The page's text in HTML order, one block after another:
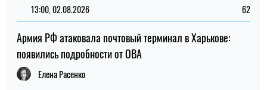
13:00, 02.08.2026 62
Армия РФ атаковала почтовый терминал в Харькове:
появились подробности от ОВА
Елена Расенко